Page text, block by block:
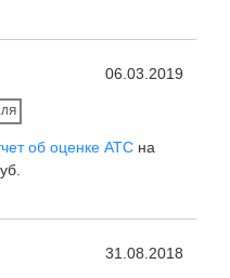
06.03.2019
об оценке АТС на
31.08.2018